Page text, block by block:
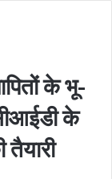
के भू-
के